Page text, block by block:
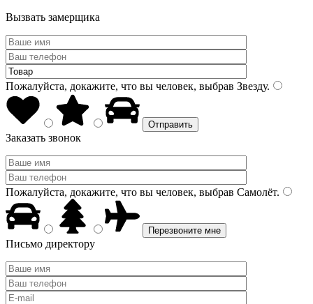
Вызвать замерщика
Пожалуйста, докажите, что вы человек, выбрав Звезду.
Заказать звонок
Пожалуйста, докажите, что вы человек, выбрав Самолёт.
Письмо директору